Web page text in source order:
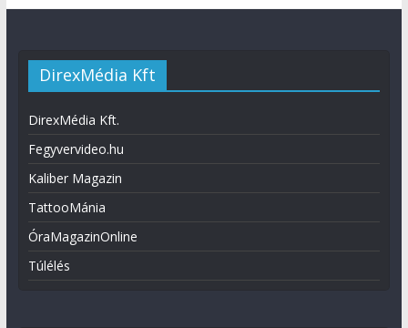
DirexMédia Kft
DirexMédia Kft.
Fegyvervideo.hu
Kaliber Magazin
TattooMánia
ÓraMagazinOnline
Túlélés